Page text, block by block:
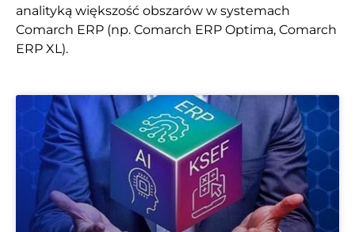
analityką większość obszarów w systemach
Comarch ERP (np. Comarch ERP Optima, Comarch
ERP XL).